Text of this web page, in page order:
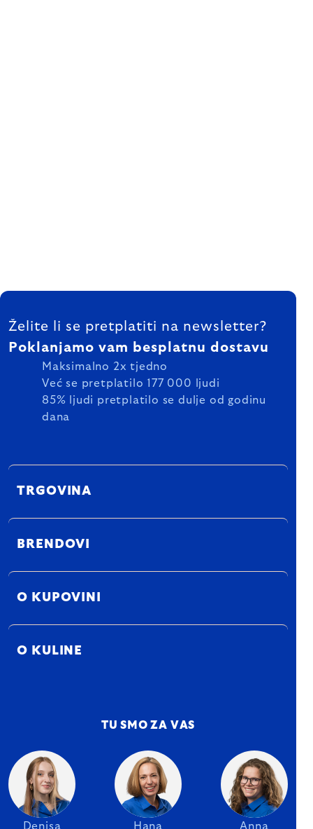
FOOTER
Želite li se pretplatiti na newsletter?
Poklanjamo vam besplatnu dostavu
Maksimalno 2x tjedno
Već se pretplatilo 177 000 ljudi
85% ljudi pretplatilo se dulje od godinu
dana
TRGOVINA
BRENDOVI
O KUPOVINI
O KULINE
TU SMO ZA VAS
Denisa Hana Anna